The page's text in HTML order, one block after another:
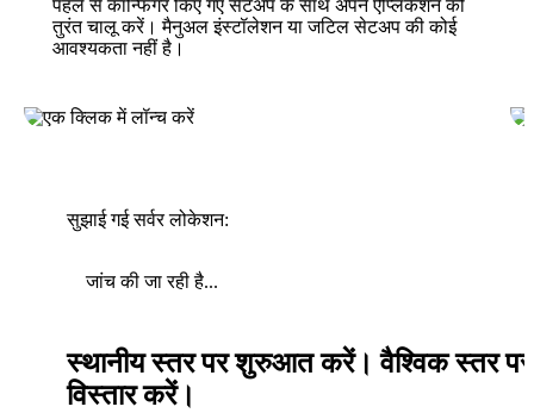
पहले से कॉन्फिगर किए गए सेटअप के साथ अपने ऐप्लिकेशन को
तुरंत चालू करें। मैनुअल इंस्टॉलेशन या जटिल सेटअप की कोई
आवश्यकता नहीं है।
सुझाई गई सर्वर लोकेशन:
जांच की जा रही है...
स्थानीय स्तर पर शुरुआत करें। वैश्विक स्तर पर
विस्तार करें।